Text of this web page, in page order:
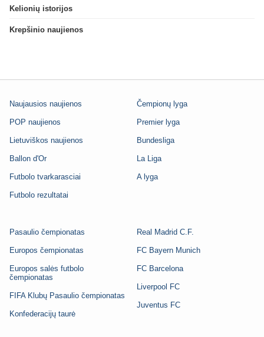
Kelionių istorijos
Krepšinio naujienos
Naujausios naujienos
POP naujienos
Lietuviškos naujienos
Ballon d'Or
Futbolo tvarkarasciai
Futbolo rezultatai
Čempionų lyga
Premier lyga
Bundesliga
La Liga
A lyga
Pasaulio čempionatas
Europos čempionatas
Europos salės futbolo
čempionatas
FIFA Klubų Pasaulio čempionatas
Konfederacijų taurė
Real Madrid C.F.
FC Bayern Munich
FC Barcelona
Liverpool FC
Juventus FC